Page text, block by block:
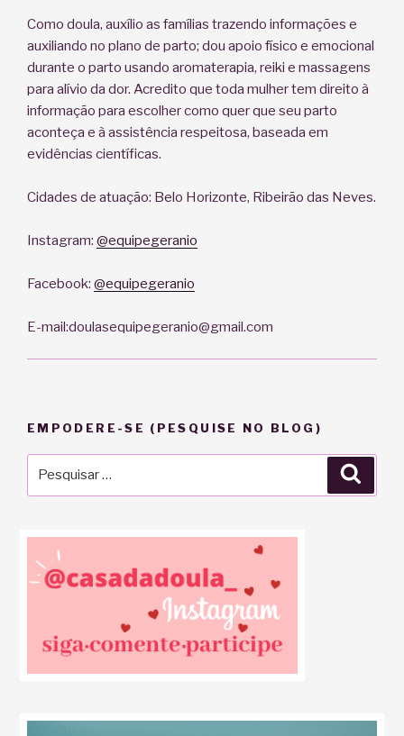
Como doula, auxílio as famílias trazendo informações e
auxiliando no plano de parto; dou apoio físico e emocional
durante o parto usando aromaterapia, reiki e massagens
para alívio da dor. Acredito que toda mulher tem direito à
informação para escolher como quer que seu parto
aconteça e à assistência respeitosa, baseada em
evidências científicas.
Cidades de atuação: Belo Horizonte, Ribeirão das Neves.
Instagram: @equipegeranio
Facebook: @equipegeranio
E-mail:doulasequipegeranio@gmail.com
EMPODERE-SE (PESQUISE NO BLOG)